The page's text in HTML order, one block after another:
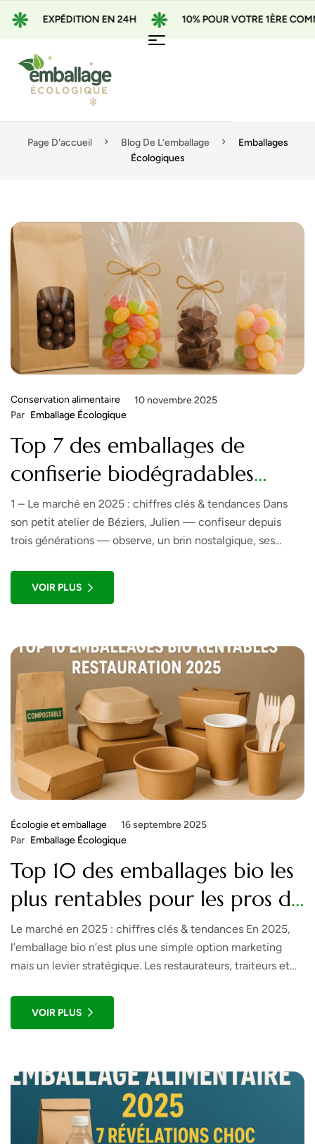
EXPÉDITION EN 24H 10% POUR VOTRE 1ÈRE
Page D'accueil Blog De L’emballage
Emballages
Écologiques
10 novembre 2025
Conservation alimentaire
Par Emballage Écologique
Top 7 des emballages de
confiserie biodégradables
testés par les pros !
1 – Le marché en 2025 : chiffres clés & tendances Dans
son petit atelier de Béziers, Julien — confiseur depuis
trois générations — observe, un brin nostalgique, ses
ne se posait pas la question. » Aujourd’hui, il a dû s’y
plonger corps et âme : la […]
VOIR PLUS
16 septembre 2025
Écologie et emballage
Par Emballage Écologique
Top 10 des emballages bio les
plus rentables pour les pros de
la restauration en 2025
Le marché en 2025 : chiffres clés & tendances En 2025,
l’emballage bio n’est plus une simple option marketing
mais un levier stratégique. Les restaurateurs, traiteurs et
aujourd’hui d’un retour sur investissement moyen de +22
% grâce à l’image de marque renforcée et à la fidélisation
VOIR PLUS